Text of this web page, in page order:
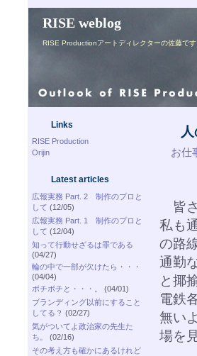
RISE weblog
RISE Productionアートディレクターの佐藤で
Links
RISE Production
Orijin
Latest articles
広報実務 Part. 2 制作のプロと
して (12/05)
広報実務 Part. 1 制作のプロと
して (12/04)
知って行動せざるは罪である
(04/27)
輪の中で一部が欠けたら・・・
(04/04)
ボチボチと・・・。
(04/01)
ブランディング以前にすること
してる？ (02/27)
気がついてよ政治家の先生た
ち。
(02/16)
その考え方も確かにあるけれど
お仕
皆
私も
の路
通勤
と揶
電鉄
無い
場を